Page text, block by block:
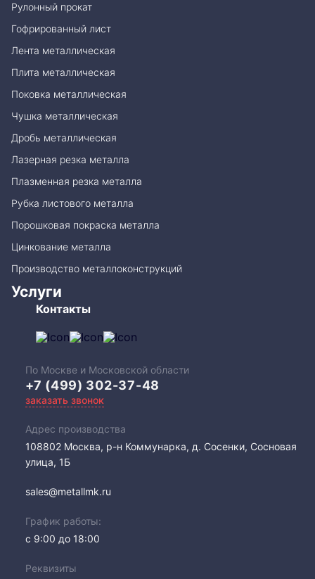
Рулонный прокат
Гофрированный лист
Лента металлическая
Плита металлическая
Поковка металлическая
Чушка металлическая
Дробь металлическая
Лазерная резка металла
Плазменная резка металла
Рубка листового металла
Порошковая покраска металла
Цинкование металла
Производство металлоконструкций
Услуги
Контакты
По Москве и Московской области
+7 (499) 302-37-48
заказать звонок
Адрес производства
108802​ Москва, р-н Коммунарка, д. Сосенки, Сосновая
улица, 1Б
sales@metallmk.ru
График работы:
с 9:00 до 18:00
Реквизиты